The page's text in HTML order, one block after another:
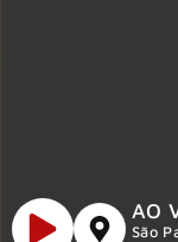
AO
São